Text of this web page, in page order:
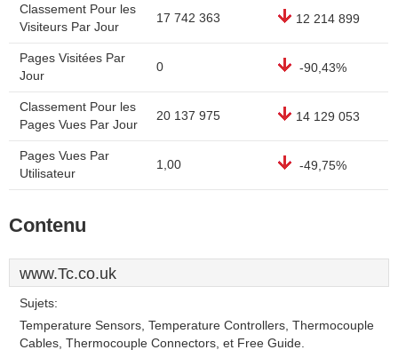
Classement Pour les
Visiteurs Par Jour
17 742 363 12 214 899
Pages Visitées Par
Jour
0 -90,43%
Classement Pour les
Pages Vues Par Jour
20 137 975 14 129 053
Pages Vues Par
Utilisateur
1,00 -49,75%
Contenu
www.Tc.co.uk
Sujets:
Temperature Sensors, Temperature Controllers, Thermocouple
Cables, Thermocouple Connectors, et Free Guide.